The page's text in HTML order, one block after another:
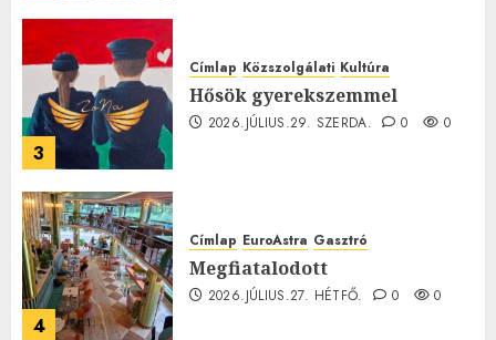
3
Címlap Közszolgálati Kultúra
Hősök gyerekszemmel
2026.JÚLIUS.29. SZERDA. 0 0
4
Címlap EuroAstra Gasztró
Megfiatalodott
2026.JÚLIUS.27. HÉTFŐ. 0 0